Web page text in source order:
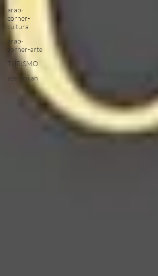
arab-
corner-
cultura
arab-
corner-arte
TURISMO
azerbaijan